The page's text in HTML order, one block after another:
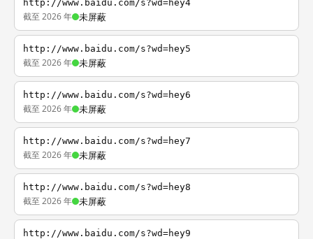
http://www.baidu.com/s?wd=hey4
截至 2026 年 未屏蔽
http://www.baidu.com/s?wd=hey5
截至 2026 年 未屏蔽
http://www.baidu.com/s?wd=hey6
截至 2026 年 未屏蔽
http://www.baidu.com/s?wd=hey7
截至 2026 年 未屏蔽
http://www.baidu.com/s?wd=hey8
截至 2026 年 未屏蔽
http://www.baidu.com/s?wd=hey9